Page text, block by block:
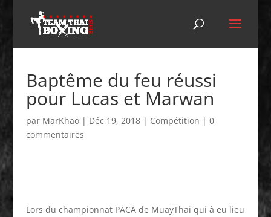
Baptême du feu réussi
pour Lucas et Marwan
par MarKhao| Déc 19, 2018| Compétition | 0
commentaires
Lors du championnat PACA de MuayThai qui à eu lieu